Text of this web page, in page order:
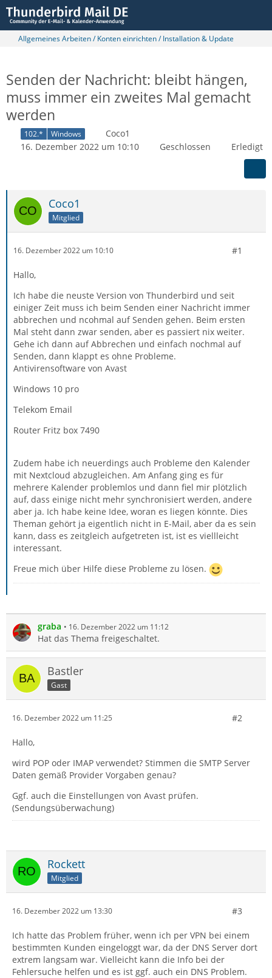
Allgemeines Arbeiten / Konten einrichten / Installation & Update
Senden der Nachricht: bleibt hängen,
muss immer ein zweites Mal gemacht
werden
102.* Windows
Coco1
16. Dezember 2022 um 10:10
Geschlossen Erledigt
Coco1
Mitglied
16. Dezember 2022 um 10:10 #1
Hallo,
Ich habe die neuste Version von Thunderbird und seit
einiger Zeit muss ich beim Senden einer Nachricht immer
abbrechen und ncohmal auf Senden gehen. Beim ersten
Mal steht dann zwar senden, aber es passiert nix weiter.
Gehe ich dann auf Abbrechen und einfach nochmal auf
Senden, dann klappt es ohne Probleme.
Antivirensoftware von Avast
Windows 10 pro
Telekom Email
Router Fritz box 7490
Zudem habe ich neuerdings auch Probleme den Kalender
mit Nextcloud abzugleichen. Am Anfang ging es für
mehrere Kalender problemlos und dann fiel mir plötzlich
auf, dass einige nicht mehr synchronisiert werden, andere
aber ja. Ich habe keine Idee, woran es liegen könnte. Dies
Theman gehört ja eigentlich nicht in E-Mail, aber da es sein
kann, dass es zeitgleich aufgetreten ist, ist es viellleicht
interessant.
Freue mich über Hilfe diese Probleme zu lösen.
graba 16. Dezember 2022 um 11:12
Hat das Thema freigeschaltet.
Bastler
Gast
16. Dezember 2022 um 11:25 #2
Hallo,
wird POP oder IMAP verwendet? Stimmen die SMTP Server
Daten gemäß Provider Vorgaben genau?
Ggf. auch die Einstellungen von Avast prüfen.
(Sendungsüberwachung)
Rockett
Mitglied
16. Dezember 2022 um 13:30 #3
Ich hatte das Problem früher, wenn ich per VPN bei einem
bestimmten Kunden eingeloggt war, da der DNS Server dort
extrem langsam war. Vielleicht kann die Info bei der
Fehlersuche helfen und es ist ggf. auch ein DNS Problem.